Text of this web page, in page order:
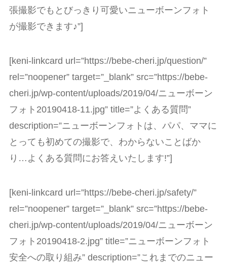
張撮影でもとびっきり可愛いニューボーンフォト
が撮影できます♪”]
[keni-linkcard url=”https://bebe-cheri.jp/question/”
rel=”noopener” target=”_blank” src=”https://bebe-
cheri.jp/wp-content/uploads/2019/04/ニューボーン
フォト20190418-11.jpg” title=”よくある質問”
description=”ニューボーンフォトは、パパ、ママに
とっても初めての撮影で、わからないことばか
り…よくある質問にお答えいたします!”]
[keni-linkcard url=”https://bebe-cheri.jp/safety/”
rel=”noopener” target=”_blank” src=”https://bebe-
cheri.jp/wp-content/uploads/2019/04/ニューボーン
フォト20190418-2.jpg” title=”ニューボーンフォト
安全への取り組み” description=”これまでのニュー